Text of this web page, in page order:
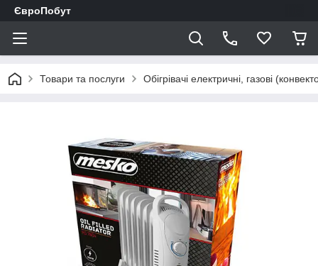
ЄвроПобут
Товари та послуги Обігрівачі електричні, газові